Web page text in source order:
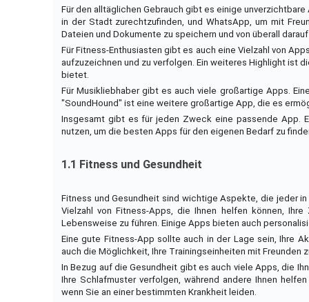
Für den alltäglichen Gebrauch gibt es einige
in der Stadt zurechtzufinden, und WhatsApp, um mit
Dateien und Dokumente zu speichern und von überall
Für Fitness-Enthusiasten gibt es auch eine Vielzahl von
aufzuzeichnen und zu verfolgen. Ein weiteres Highlight ist
bietet.
Für Musikliebhaber gibt es auch viele großartige Apps.
"SoundHound" ist eine weitere großartige App, die es
Insgesamt gibt es für jeden Zweck eine passende App.
nutzen, um die besten Apps für den eigenen Bedarf zu
1.1 Fitness und Gesundheit
Fitness und Gesundheit sind wichtige Aspekte, die jeder
Vielzahl von Fitness-Apps, die Ihnen helfen können,
Lebensweise zu führen. Einige Apps bieten auch
Eine gute Fitness-App sollte auch in der Lage sein, Ihre
auch die Möglichkeit, Ihre Trainingseinheiten mit Freunden
In Bezug auf die Gesundheit gibt es auch viele Apps, die
Ihre Schlafmuster verfolgen, während andere Ihnen
wenn Sie an einer bestimmten Krankheit leiden.